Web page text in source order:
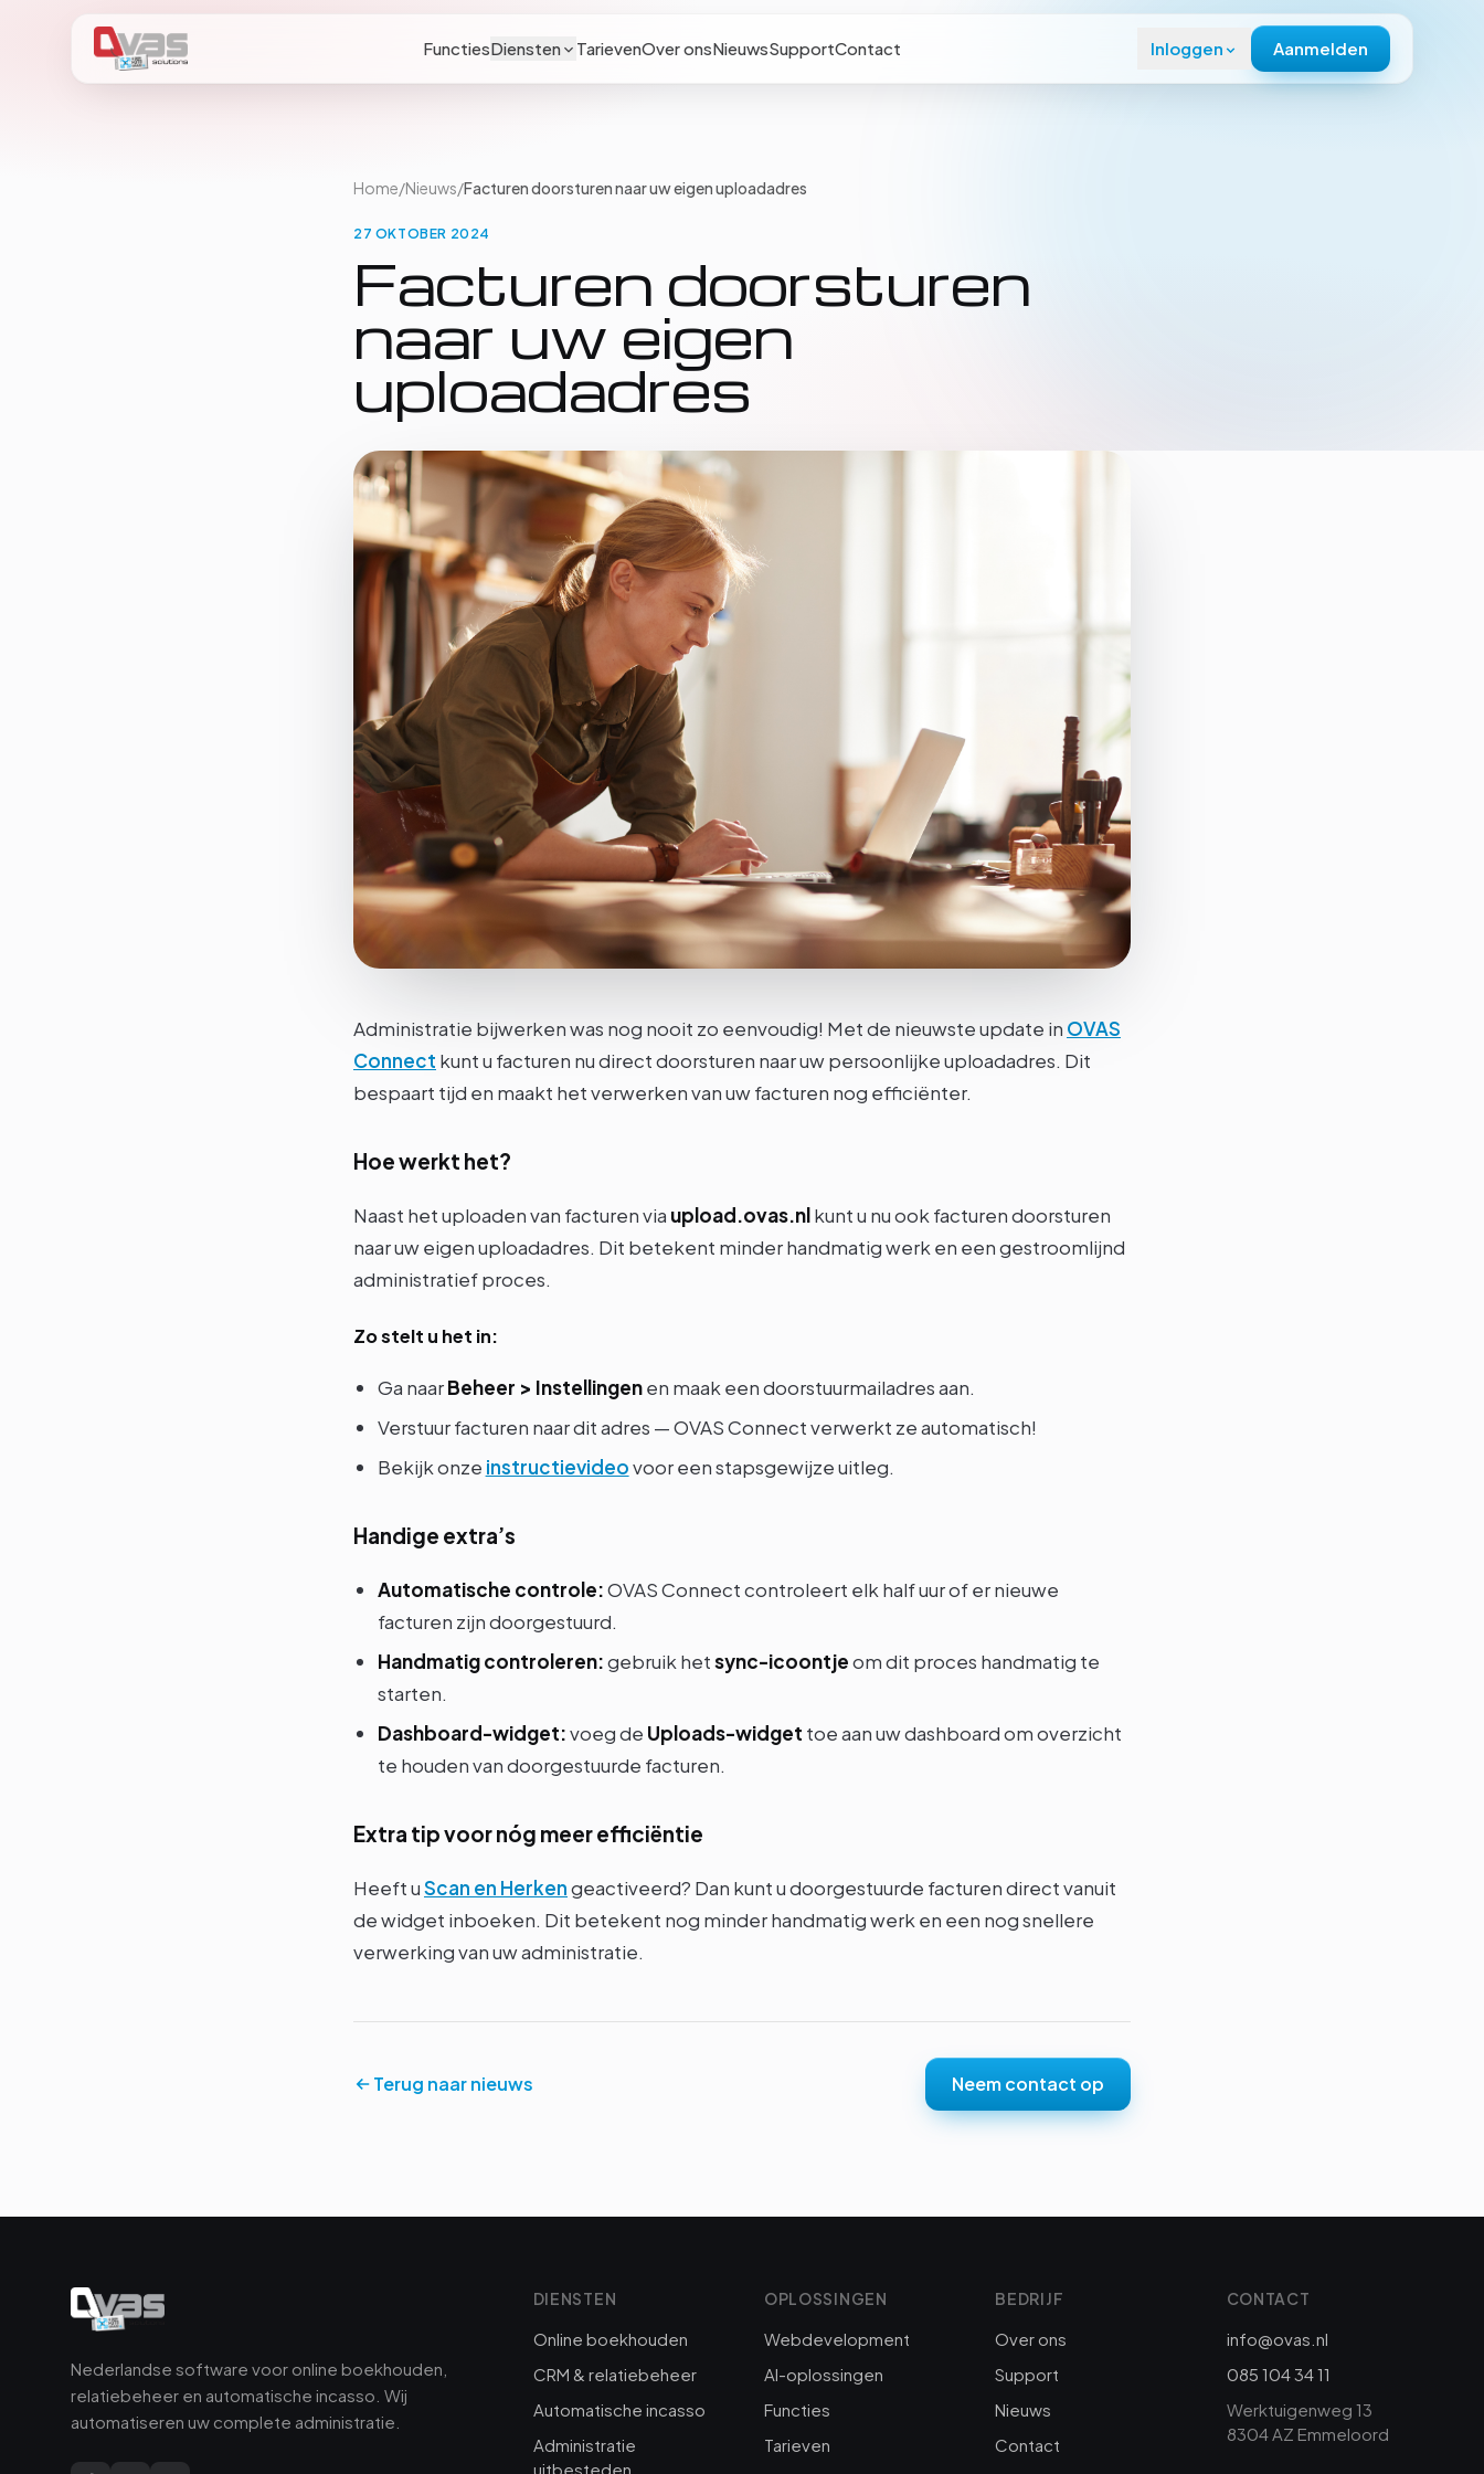
FunctiesDiensten TarievenOver onsNieuwsSupportContact Inloggen Aanmelden
Home/Nieuws/Facturen doorsturen naar uw eigen uploadadres
27 OKTOBER 2024
Facturen doorsturen
naar uw eigen
uploadadres
Administratie bijwerken was nog nooit zo eenvoudig! Met de nieuwste update in OVAS
Connect kunt u facturen nu direct doorsturen naar uw persoonlijke uploadadres. Dit
bespaart tijd en maakt het verwerken van uw facturen nog efficiënter.
Hoe werkt het?
Naast het uploaden van facturen via upload.ovas.nlkunt u nu ook facturen doorsturen
naar uw eigen uploadadres. Dit betekent minder handmatig werk en een gestroomlijnd
administratief proces.
Zo stelt u het in:
Ga naarBeheer > Instellingenen maak een doorstuurmailadres aan.
Verstuur facturen naar dit adres — OVAS Connect verwerkt ze automatisch!
Bekijk onze instructievideovoor een stapsgewijze uitleg.
Handige extra’s
Automatische controle:OVAS Connect controleert elk half uur of er nieuwe
facturen zijn doorgestuurd.
Handmatig controleren:gebruik hetsync-icoontjeom dit proces handmatig te
starten.
Dashboard-widget:voeg de Uploads-widget toe aan uw dashboard om overzicht
te houden van doorgestuurde facturen.
Extra tip voor nóg meer efficiëntie
Heeft uScan en Herkengeactiveerd? Dan kunt u doorgestuurde facturen direct vanuit
de widget inboeken. Dit betekent nog minder handmatig werk en een nog snellere
verwerking van uw administratie.
Terug naar nieuws Neem contact op
Nederlandse software voor online boekhouden,
relatiebeheer en automatische incasso. Wij
automatiseren uw complete administratie.
DIENSTEN
Online boekhouden
CRM & relatiebeheer
Automatische incasso
Administratie
uitbesteden
OPLOSSINGEN
Webdevelopment
AI-oplossingen
Functies
Tarieven
BEDRIJF
Over ons
Support
Nieuws
Contact
CONTACT
info@ovas.nl
085 104 34 11
Werktuigenweg 13
8304 AZ Emmeloord